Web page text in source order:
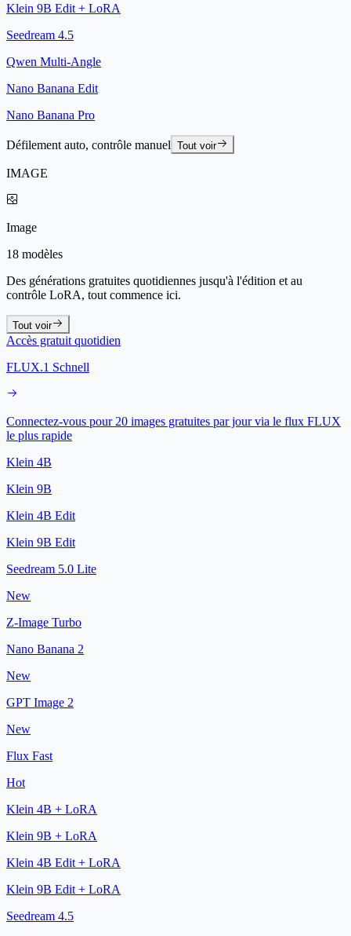
Klein 9B Edit + LoRA
Seedream 4.5
Qwen Multi-Angle
Nano Banana Edit
Nano Banana Pro
Défilement auto, contrôle manuel Tout voir
IMAGE
Image
18 modèles
Des générations gratuites quotidiennes jusqu'à l'édition et au
contrôle LoRA, tout commence ici.
Tout voir
Accès gratuit quotidien
FLUX.1 Schnell
Connectez-vous pour 20 images gratuites par jour via le flux FLUX
le plus rapide
Klein 4B
Klein 9B
Klein 4B Edit
Klein 9B Edit
Seedream 5.0 Lite
New
Z-Image Turbo
Nano Banana 2
New
GPT Image 2
New
Flux Fast
Hot
Klein 4B + LoRA
Klein 9B + LoRA
Klein 4B Edit + LoRA
Klein 9B Edit + LoRA
Seedream 4.5